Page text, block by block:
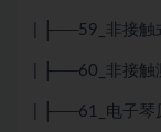
| ├──59_非接触
| ├──60_非接触
| ├──61_电子琴